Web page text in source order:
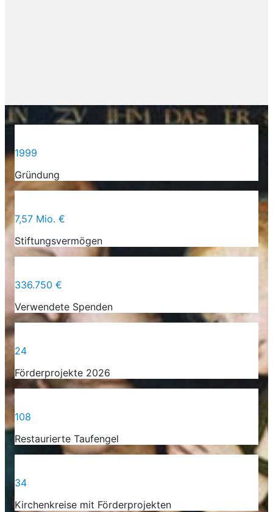
1999
Gründung
7,57 Mio. €
Stiftungsvermögen
336.750 €
Verwendete Spenden
24
Förderprojekte 2026
108
Restaurierte Taufengel
34
Kirchenkreise mit Förderprojekten